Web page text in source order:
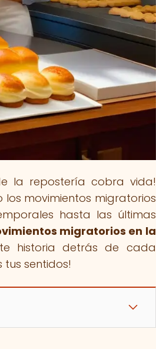
la repostería cobra vida!
movimientos migratorios
hasta las últimas
migratorios en la
historia detrás de cada
sentidos!